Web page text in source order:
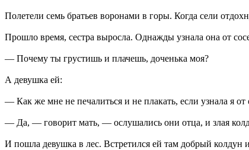
Полетели семь братьев воронами в горы. Когда сели
Прошло время, сестра выросла. Однажды узнала она от
— Почему ты грустишь и плачешь, доченька моя?
А девушка ей:
— Как же мне не печалиться и не плакать, если узнала я
— Да, — говорит мать, — ослушались они отца, и злая
И пошла девушка в лес. Встретился ей там добрый колдун